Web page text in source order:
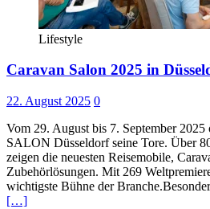
Lifestyle
Caravan Salon 2025 in
22. August 2025 0
Vom 29. August bis 7. September
SALON Düsseldorf seine Tore. Über
zeigen die neuesten Reisemobile,
Zubehörlösungen. Mit 269
wichtigste Bühne der
[…]